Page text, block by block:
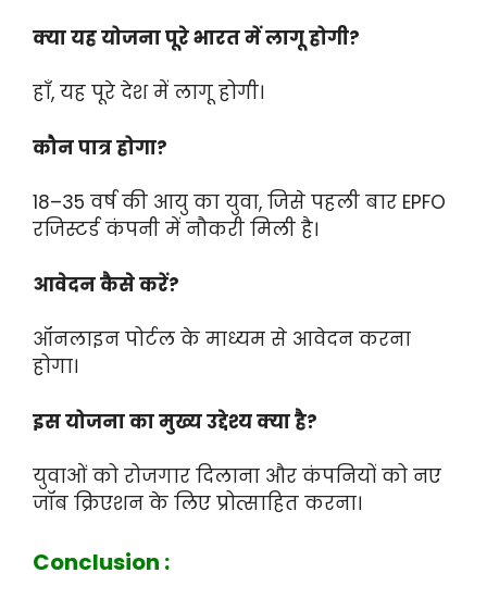
क्या यह योजना पूरे भारत में लागू होगी?
हाँ, यह पूरे देश में लागू होगी।
कौन पात्र होगा?
18–35 वर्ष की आयु का युवा, जिसे पहली बार EPFO
रजिस्टर्ड कंपनी में नौकरी मिली है।
आवेदन कैसे करें?
ऑनलाइन पोर्टल के माध्यम से आवेदन करना
होगा।
इस योजना का मुख्य उद्देश्य क्या है?
युवाओं को रोजगार दिलाना और कंपनियों को नए
जॉब क्रिएशन के लिए प्रोत्साहित करना।
Conclusion :